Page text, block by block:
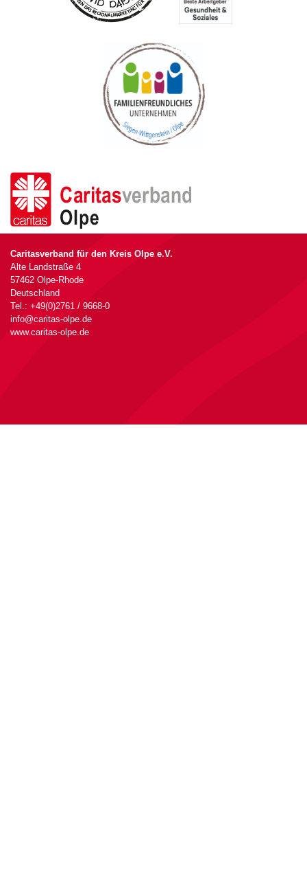
Caritasverband für den Kreis Olpe e.V.
Alte Landstraße 4
57462 Olpe-Rhode
Deutschland
Tel.: +49(0)2761 / 9668-0
info@caritas-olpe.de
www.caritas-olpe.de